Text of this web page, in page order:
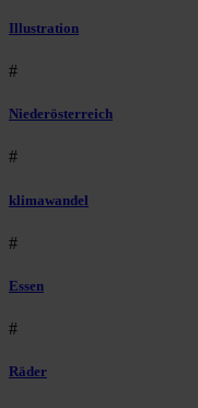
Illustration
#
Niederösterreich
#
klimawandel
#
Essen
#
Räder